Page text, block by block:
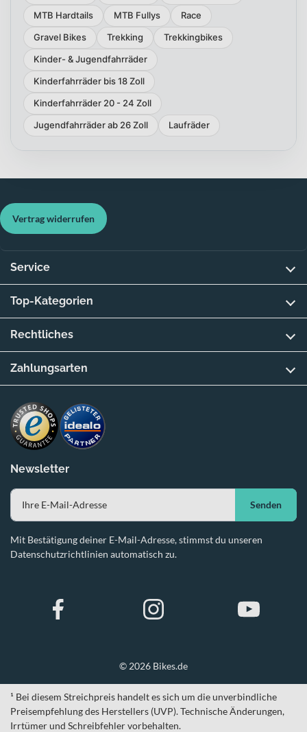
MTB Hardtails
MTB Fullys
Race
Gravel Bikes
Trekking
Trekkingbikes
Kinder- & Jugendfahrräder
Kinderfahrräder bis 18 Zoll
Kinderfahrräder 20 - 24 Zoll
Jugendfahrräder ab 26 Zoll
Laufräder
Newsletter
Senden
Mit Bestätigung deiner E-Mail-Adresse, stimmst du unseren
Datenschutzrichtlinien automatisch zu.
Vertrag widerrufen
Service
Top-Kategorien
Rechtliches
Zahlungsarten
© 2026 Bikes.de
¹ Bei diesem Streichpreis handelt es sich um die unverbindliche
Preisempfehlung des Herstellers (UVP). Technische Änderungen,
Irrtümer und Schreibfehler vorbehalten.